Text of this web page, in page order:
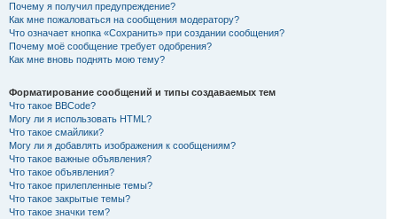
Почему я получил предупреждение?
Как мне пожаловаться на сообщения модератору?
Что означает кнопка «Сохранить» при создании сообщения?
Почему моё сообщение требует одобрения?
Как мне вновь поднять мою тему?
Форматирование сообщений и типы создаваемых тем
Что такое BBCode?
Могу ли я использовать HTML?
Что такое смайлики?
Могу ли я добавлять изображения к сообщениям?
Что такое важные объявления?
Что такое объявления?
Что такое прилепленные темы?
Что такое закрытые темы?
Что такое значки тем?